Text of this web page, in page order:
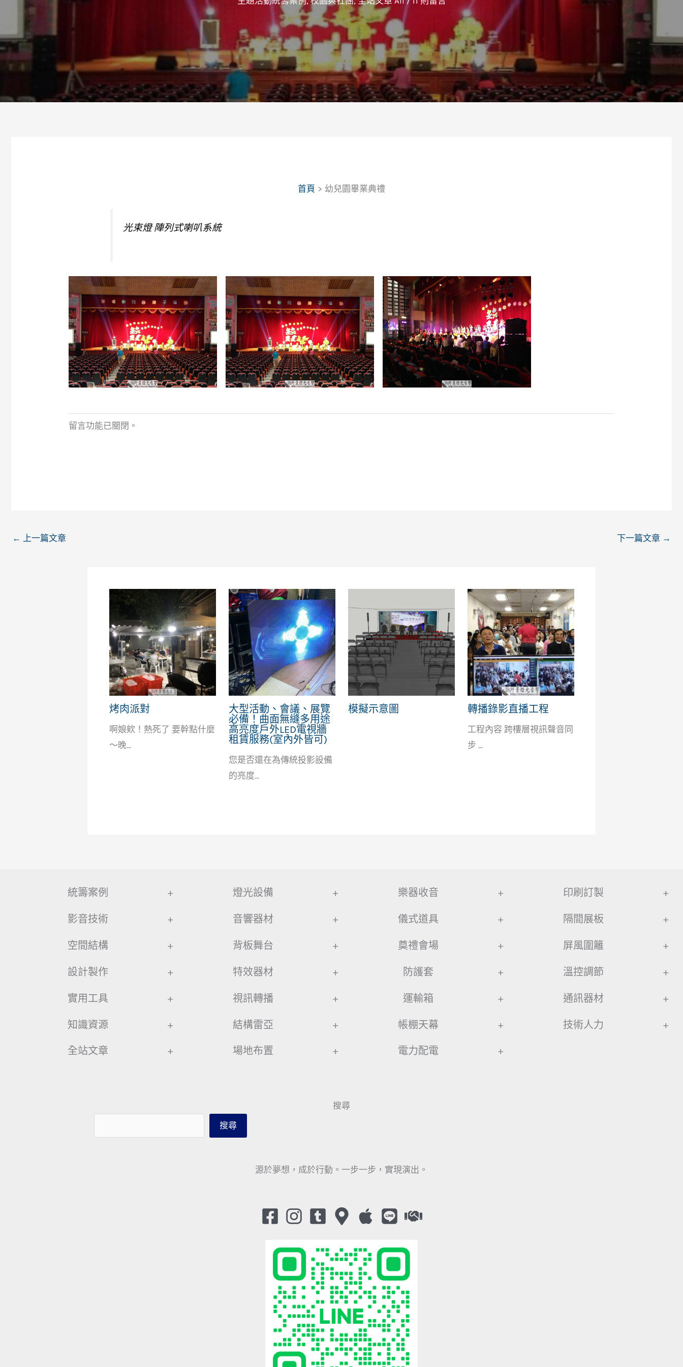
首頁 幼兒園畢業典禮
光束燈 陣列式喇叭系統
留言功能已關閉。
← 上一篇文章 下一篇文章 →
烤肉派對
啊娘欸！熱死了 要幹點什麼
～晚...
大型活動、會議、展覽
必備！曲面無縫多用途
高亮度戶外LED電視牆
租賃服務(室內外皆可)
您是否還在為傳統投影設備
的亮度...
模擬示意圖 轉播錄影直播工程
工程內容 跨樓層視訊聲音同
步 ...
統籌案例 +
影音技術 +
空間結構 +
設計製作 +
實用工具 +
知識資源 +
全站文章 +
燈光設備 +
音響器材 +
背板舞台 +
特效器材 +
視訊轉播 +
結構雷亞 +
場地布置 +
樂器收音 +
儀式道具 +
奠禮會場 +
防護套 +
運輸箱 +
帳棚天幕 +
電力配電 +
印刷訂製 +
隔間展板 +
屏風圍籬 +
溫控調節 +
通訊器材 +
技術人力 +
搜尋
搜尋
源於夢想，成於行動。一步一步，實現演出。